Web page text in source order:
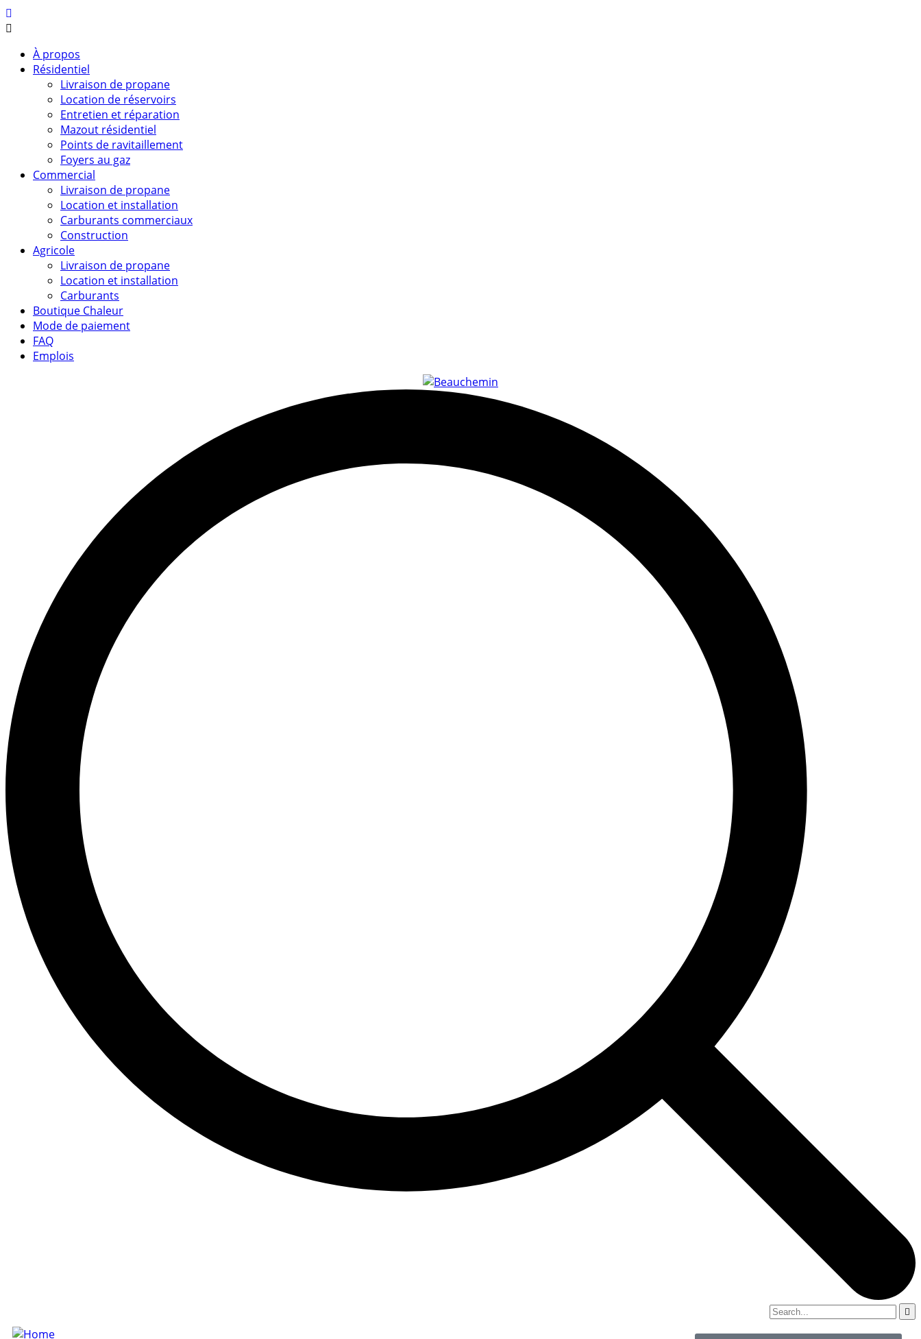
À propos
Résidentiel
Livraison de propane
Location de réservoirs
Entretien et réparation
Mazout résidentiel
Points de ravitaillement
Foyers au gaz
Commercial
Livraison de propane
Location et installation
Carburants commerciaux
Construction
Agricole
Livraison de propane
Location et installation
Carburants
Boutique Chaleur
Mode de paiement
FAQ
Emplois